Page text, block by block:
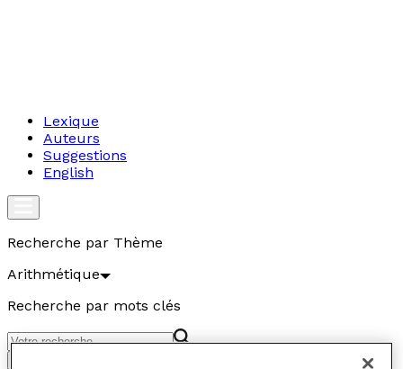
Lexique
Auteurs
Suggestions
English
Recherche par Thème
Arithmétique
Recherche par mots clés